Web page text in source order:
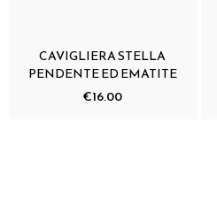
CAVIGLIERA STELLA
PENDENTE ED EMATITE
€16.00